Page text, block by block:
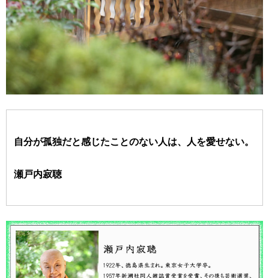
自分が孤独だと感じたことのない人は、人を愛せない。
瀬戸内寂聴